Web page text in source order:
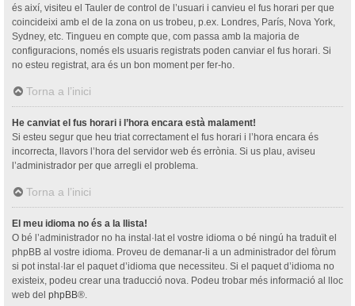
és així, visiteu el Tauler de control de l’usuari i canvieu el fus horari per que
coincideixi amb el de la zona on us trobeu, p.ex. Londres, París, Nova York,
Sydney, etc. Tingueu en compte que, com passa amb la majoria de
configuracions, només els usuaris registrats poden canviar el fus horari. Si
no esteu registrat, ara és un bon moment per fer-ho.
Torna a l’inici
He canviat el fus horari i l’hora encara està malament!
Si esteu segur que heu triat correctament el fus horari i l’hora encara és
incorrecta, llavors l’hora del servidor web és errònia. Si us plau, aviseu
l’administrador per que arregli el problema.
Torna a l’inici
El meu idioma no és a la llista!
O bé l’administrador no ha instal·lat el vostre idioma o bé ningú ha traduït el
phpBB al vostre idioma. Proveu de demanar-li a un administrador del fòrum
si pot instal·lar el paquet d’idioma que necessiteu. Si el paquet d’idioma no
existeix, podeu crear una traducció nova. Podeu trobar més informació al lloc
web del phpBB®.